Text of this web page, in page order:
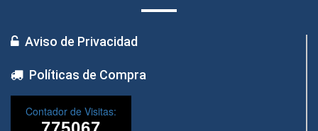
Aviso de Privacidad
Políticas de Compra
Contador de Visitas: